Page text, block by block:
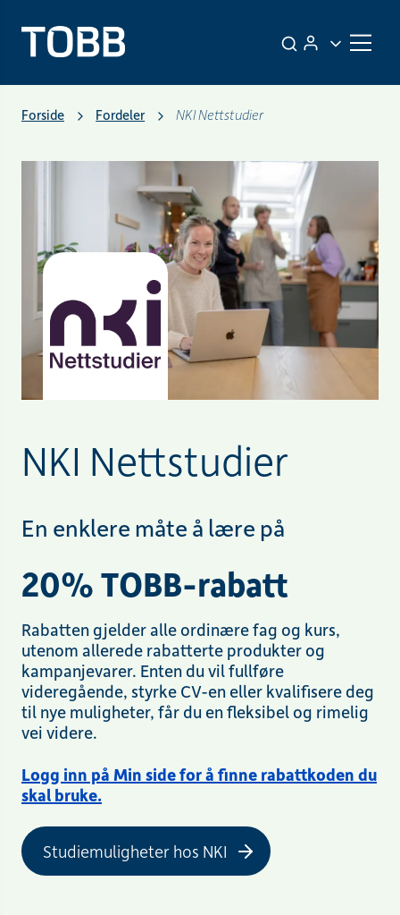
Forside Fordeler NKI Nettstudier
NKI Nettstudier
En enklere måte å lære på
20% TOBB-rabatt
Rabatten gjelder alle ordinære fag og kurs,
utenom allerede rabatterte produkter og
kampanjevarer. Enten du vil fullføre
videregående, styrke CV-en eller kvalifisere deg
til nye muligheter, får du en fleksibel og rimelig
vei videre.
Logg inn på Min side for å finne rabattkoden du
skal bruke.
Studiemuligheter hos NKI